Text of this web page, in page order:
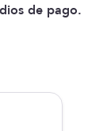
de pago.